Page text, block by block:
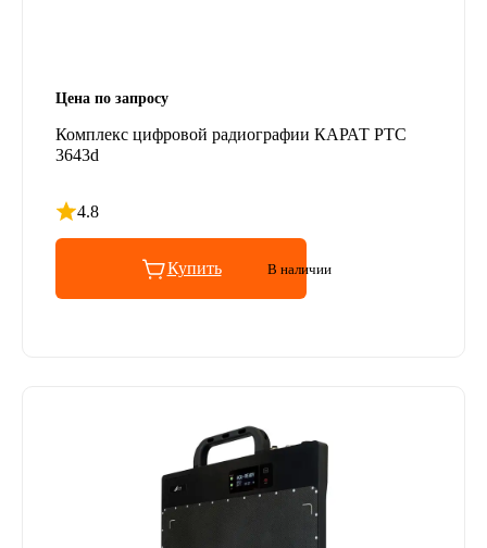
Цена по запросу
Комплекс цифровой радиографии КАРАТ РТС
3643d
4.8
Рейтинг 4.8 из 5
Купить В наличии